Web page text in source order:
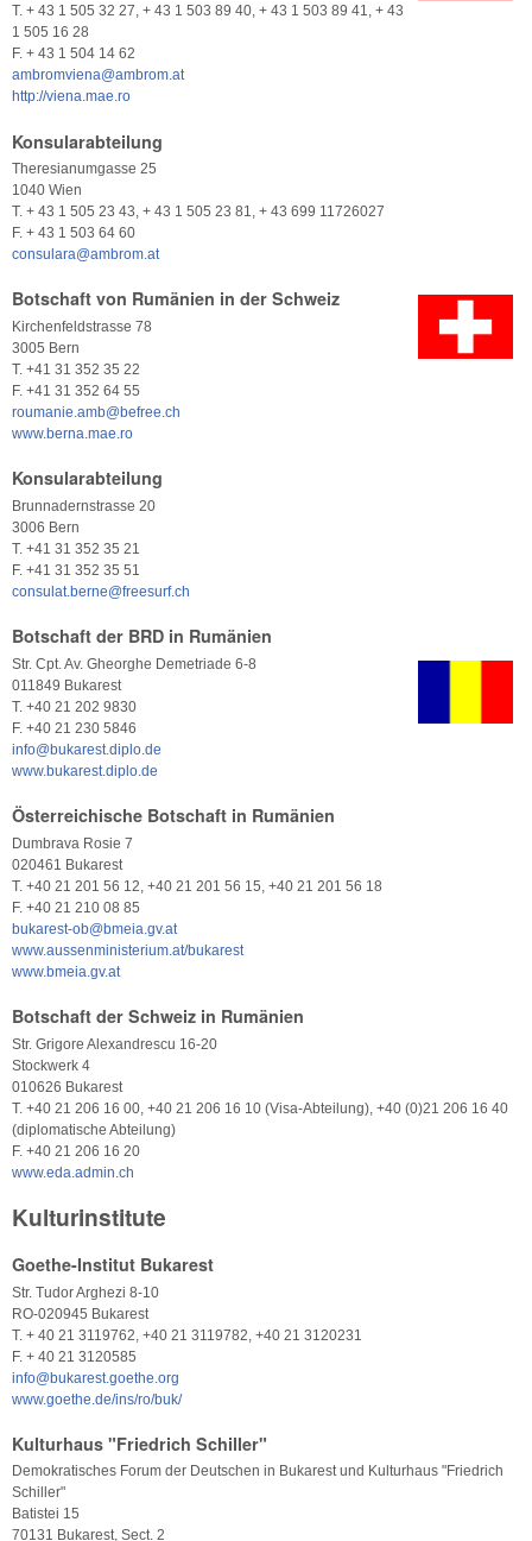
T. + 43 1 505 32 27, + 43 1 503 89 40, + 43 1 503 89 41, + 43
1 505 16 28
F. + 43 1 504 14 62
ambromviena@ambrom.at
http://viena.mae.ro
Konsularabteilung
Theresianumgasse 25
1040 Wien
T. + 43 1 505 23 43, + 43 1 505 23 81, + 43 699 11726027
F. + 43 1 503 64 60
consulara@ambrom.at
Botschaft von Rumänien in der Schweiz
Kirchenfeldstrasse 78
3005 Bern
T. +41 31 352 35 22
F. +41 31 352 64 55
roumanie.amb@befree.ch
www.berna.mae.ro
Konsularabteilung
Brunnadernstrasse 20
3006 Bern
T. +41 31 352 35 21
F. +41 31 352 35 51
consulat.berne@freesurf.ch
Botschaft der BRD in Rumänien
Str. Cpt. Av. Gheorghe Demetriade 6-8
011849 Bukarest
T. +40 21 202 9830
F. +40 21 230 5846
info@bukarest.diplo.de
www.bukarest.diplo.de
Österreichische Botschaft in Rumänien
Dumbrava Rosie 7
020461 Bukarest
T. +40 21 201 56 12, +40 21 201 56 15, +40 21 201 56 18
F. +40 21 210 08 85
bukarest-ob@bmeia.gv.at
www.aussenministerium.at/bukarest
www.bmeia.gv.at
Botschaft der Schweiz in Rumänien
Str. Grigore Alexandrescu 16-20
Stockwerk 4
010626 Bukarest
T. +40 21 206 16 00, +40 21 206 16 10 (Visa-Abteilung), +40 (0)21 206 16 40
(diplomatische Abteilung)
F. +40 21 206 16 20
www.eda.admin.ch
Kulturinstitute
Goethe-Institut Bukarest
Str. Tudor Arghezi 8-10
RO-020945 Bukarest
T. + 40 21 3119762, +40 21 3119782, +40 21 3120231
F. + 40 21 3120585
info@bukarest.goethe.org
www.goethe.de/ins/ro/buk/
Kulturhaus "Friedrich Schiller"
Demokratisches Forum der Deutschen in Bukarest und Kulturhaus "Friedrich
Schiller"
Batistei 15
70131 Bukarest, Sect. 2